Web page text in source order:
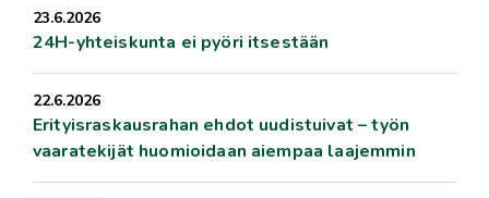
23.6.2026
24H-yhteiskunta ei pyöri itsestään
22.6.2026
Erityisraskausrahan ehdot uudistuivat – työn
vaaratekijät huomioidaan aiempaa laajemmin